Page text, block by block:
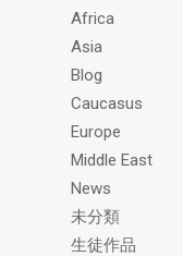
Africa
Asia
Blog
Caucasus
Europe
Middle East
News
未分類
生徒作品